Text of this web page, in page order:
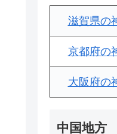
滋賀県の
京都府の
大阪府の
中国地方